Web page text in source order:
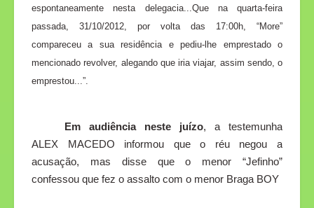
espontaneamente nesta delegacia...Que na quarta-feira
passada, 31/10/2012, por volta das 17:00h, “More”
compareceu a sua residência e pediu-lhe emprestado o
mencionado revolver, alegando que iria viajar, assim sendo, o
emprestou...”.
Em audiência neste juízo, a testemunha
ALEX MACEDO informou que o réu negou a
acusação, mas disse que o menor “Jefinho”
confessou que fez o assalto com o menor Braga BOY